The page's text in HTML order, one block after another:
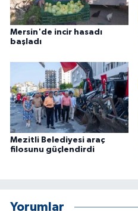
Mersin'de incir hasadı
başladı
Mezitli Belediyesi araç
filosunu güçlendirdi
Yorumlar